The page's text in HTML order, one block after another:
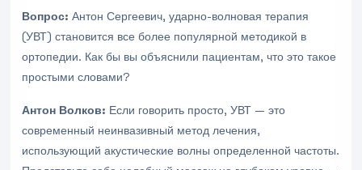
Вопрос: Антон Сергеевич, ударно-волновая терапия
(УВТ) становится все более популярной методикой в
ортопедии. Как бы вы объяснили пациентам, что это такое
простыми словами?
Антон Волков: Если говорить просто, УВТ — это
современный неинвазивный метод лечения,
использующий акустические волны определенной частоты.